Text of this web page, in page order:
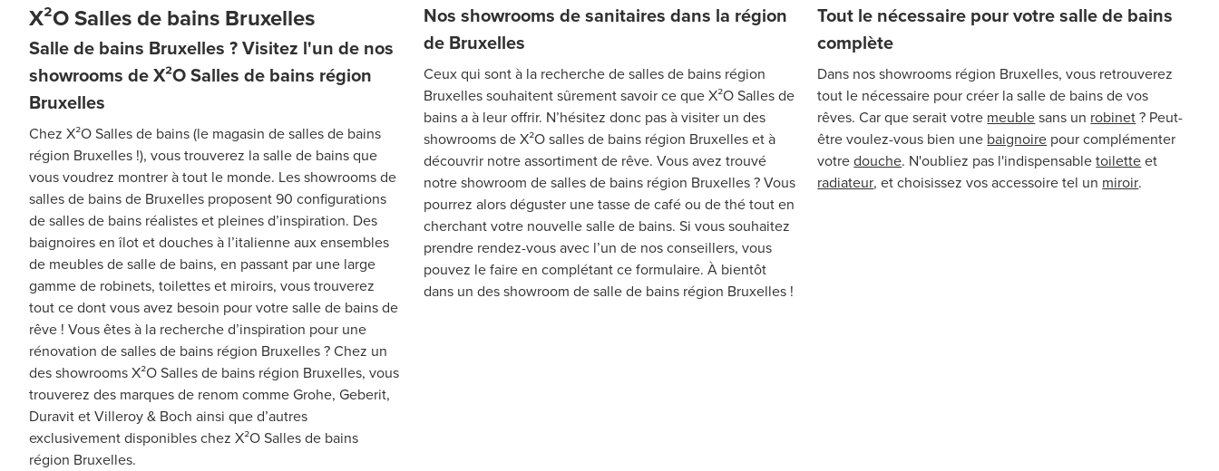
X²O Salles de bains Bruxelles
Salle de bains Bruxelles ? Visitez l'un de nos
showrooms de X²O Salles de bains région
Bruxelles
Chez X²O Salles de bains (le magasin de salles de bains
région Bruxelles !), vous trouverez la salle de bains que
vous voudrez montrer à tout le monde. Les showrooms de
salles de bains de Bruxelles proposent 90 configurations
de salles de bains réalistes et pleines d’inspiration. Des
baignoires en îlot et douches à l’italienne aux ensembles
de meubles de salle de bains, en passant par une large
gamme de robinets, toilettes et miroirs, vous trouverez
tout ce dont vous avez besoin pour votre salle de bains de
rêve ! Vous êtes à la recherche d’inspiration pour une
rénovation de salles de bains région Bruxelles ? Chez un
des showrooms X²O Salles de bains région Bruxelles, vous
trouverez des marques de renom comme Grohe, Geberit,
Duravit et Villeroy & Boch ainsi que d’autres
exclusivement disponibles chez X²O Salles de bains
région Bruxelles.
Nos showrooms de sanitaires dans la région
de Bruxelles
Ceux qui sont à la recherche de salles de bains région
Bruxelles souhaitent sûrement savoir ce que X²O Salles de
bains a à leur offrir. N’hésitez donc pas à visiter un des
showrooms de X²O salles de bains région Bruxelles et à
découvrir notre assortiment de rêve. Vous avez trouvé
notre showroom de salles de bains région Bruxelles ? Vous
pourrez alors déguster une tasse de café ou de thé tout en
cherchant votre nouvelle salle de bains. Si vous souhaitez
prendre rendez-vous avec l’un de nos conseillers, vous
pouvez le faire en complétant ce formulaire. À bientôt
dans un des showroom de salle de bains région Bruxelles !
Tout le nécessaire pour votre salle de bains
complète
Dans nos showrooms région Bruxelles, vous retrouverez
tout le nécessaire pour créer la salle de bains de vos
rêves. Car que serait votre meublesans un robinet? Peut-
être voulez-vous bien une baignoire pour complémenter
votredouche. N'oubliez pas l'indispensabletoiletteet
radiateur, et choisissez vos accessoire tel un miroir.